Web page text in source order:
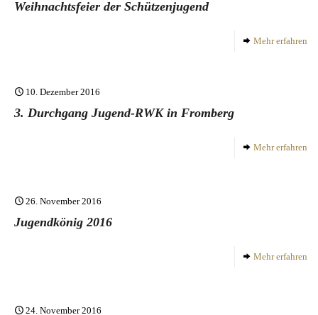
Weihnachtsfeier der Schützenjugend
Mehr erfahren
10. Dezember 2016
3. Durchgang Jugend-RWK in Fromberg
Mehr erfahren
26. November 2016
Jugendkönig 2016
Mehr erfahren
24. November 2016